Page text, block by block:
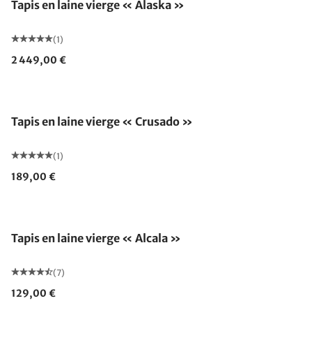
Tapis en laine vierge « Alaska »
(1)
2 449,00 €
Tapis en laine vierge « Crusado »
(1)
189,00 €
Tapis en laine vierge « Alcala »
(7)
129,00 €